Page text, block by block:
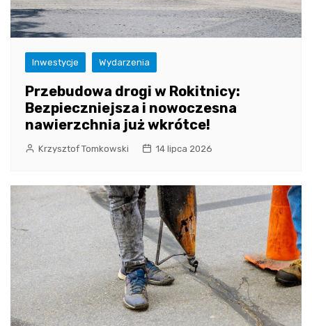
Inwestycje Wydarzenia
Przebudowa drogi w Rokitnicy:
Bezpieczniejsza i nowoczesna
nawierzchnia już wkrótce!
Krzysztof Tomkowski 14 lipca 2026